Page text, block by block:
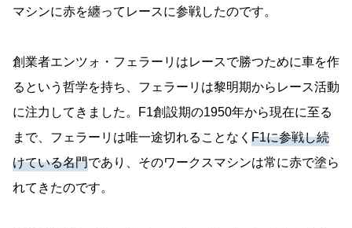
マシンに赤を纏ってレースに参戦したのです。
創業者エンツォ・フェラーリはレースで勝つために車を作
るという哲学を持ち、フェラーリは黎明期からレース活動
に注力してきました。F1創設期の1950年から現在に至る
まで、フェラーリは唯一途切れることなく F1に参戦し続
けている名門であり、そのワークスマシンは常に赤で塗ら
れてきたのです。